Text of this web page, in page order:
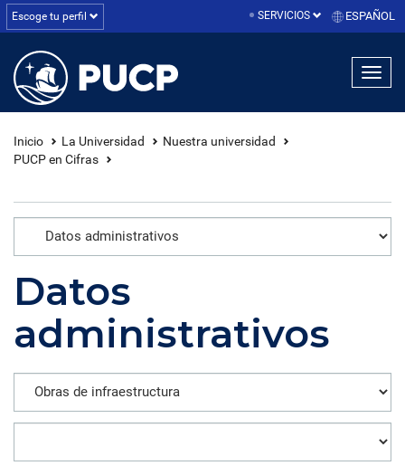
Escoge tu perfil SERVICIOS ESPAÑOL
Inicio La Universidad
Nuestra universidad
PUCP en Cifras
Datos
administrativos